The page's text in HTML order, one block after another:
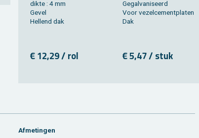
dikte : 4 mm
Gevel
Hel­lend dak
€ 12,29 / rol
Ge­gal­va­ni­seerd
Voor ve­zel­ce­ment­pla­ten
Dak
€ 5,47 / stuk
Af­me­tin­gen